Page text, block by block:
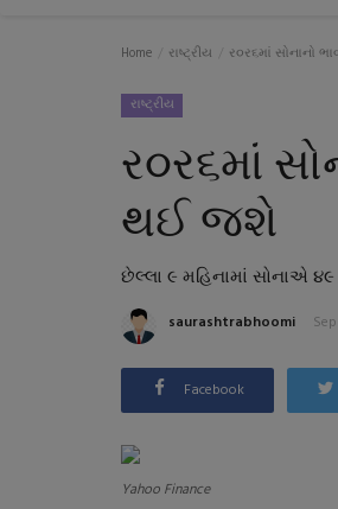
Home રાષ્ટ્રીય ર૦ર૬માં સોનાનો
રાષ્ટ્રીય
ર૦ર૬માં
થઈ જશે
છેલ્લા ૯ મહિનામાં સોનાએ
saurashtrabhoomi
Facebook
Yahoo Finance